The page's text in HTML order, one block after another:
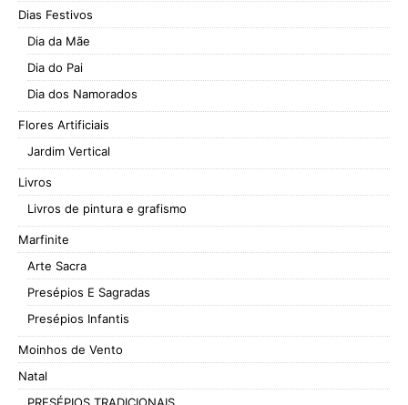
Dias Festivos
Dia da Mãe
Dia do Pai
Dia dos Namorados
Flores Artificiais
Jardim Vertical
Livros
Livros de pintura e grafismo
Marfinite
Arte Sacra
Presépios E Sagradas
Presépios Infantis
Moinhos de Vento
Natal